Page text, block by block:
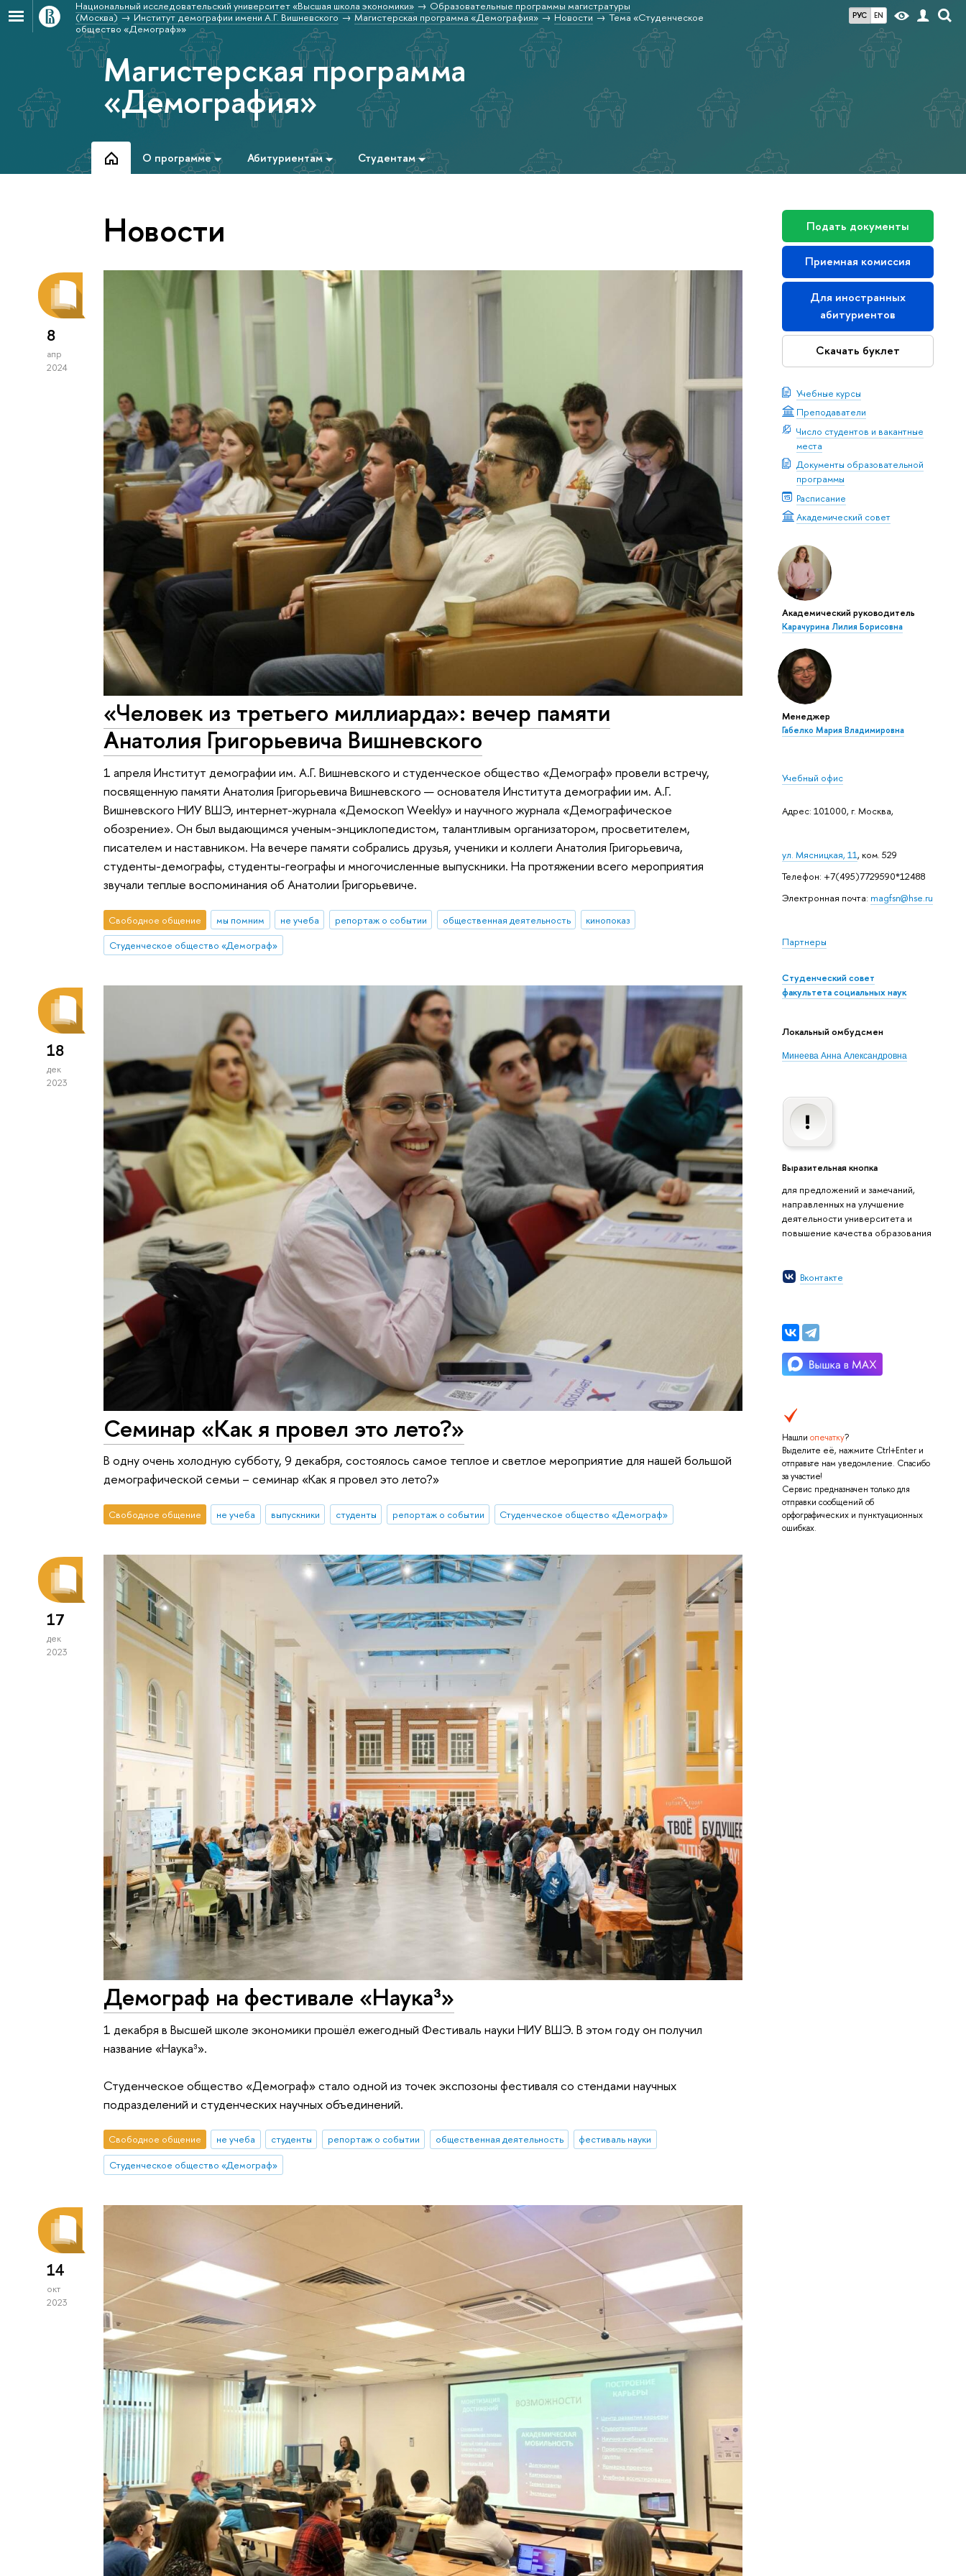
РУС EN
Национальный исследовательский университет «Высшая школа экономики»
Образовательные программы магистратуры
(Москва)
Институт демографии имени А.Г. Вишневского Магистерская программа «Демография» Новости
Тема «Студенческое
общество «Демограф»»
Магистерская программа
«Демография»
О программе Абитуриентам Студентам
Подать документы
Приемная комиссия
Для иностранных
абитуриентов
Скачать буклет
Учебные курсы
Преподаватели
Число студентов и вакантные
места
Документы образовательной
программы
Расписание
Академический совет
Академический руководитель
Карачурина Лилия Борисовна
Менеджер
Габелко Мария Владимировна
Учебный офис
Адрес: 101000, г. Москва,
ул. Мясницкая, 11 , ком. 529
Телефон: +7(495)7729590*12488
Электронная почта: magfsn@hse.ru
Партнеры
Студенческий совет
факультета социальных наук
Локальный омбудсмен
Минеева Анна Александровна
Выразительная кнопка
для предложений и замечаний,
направленных на улучшение
деятельности университета и
повышение качества образования
Вконтакте
Нашли опечатку?
Выделите её, нажмите Ctrl+Enter и
отправьте нам уведомление. Спасибо
за участие!
Сервис предназначен только для
отправки сообщений об
орфографических и пунктуационных
ошибках.
Новости
8
апр
2024
«Человек из третьего миллиарда»: вечер памяти
Анатолия Григорьевича Вишневского
1 апреля Институт демографии им. А.Г. Вишневского и студенческое общество «Демограф» провели встречу,
посвященную памяти Анатолия Григорьевича Вишневского — основателя Института демографии им. А.Г.
Вишневского НИУ ВШЭ, интернет-журнала «Демоскоп Weekly» и научного журнала «Демографическое
обозрение». Он был выдающимся ученым-энциклопедистом, талантливым организатором, просветителем,
писателем и наставником. На вечере памяти собрались друзья, ученики и коллеги Анатолия Григорьевича,
студенты-демографы, студенты-географы и многочисленные выпускники. На протяжении всего мероприятия
звучали теплые воспоминания об Анатолии Григорьевиче.
Свободное общение мы помним не учеба репортаж о событии общественная деятельность
кинопоказ
Студенческое общество «Демограф»
18
дек
2023
Семинар «Как я провел это лето?»
В одну очень холодную субботу, 9 декабря, состоялось самое теплое и светлое мероприятие для нашей большой
демографической семьи – семинар «Как я провел это лето?»
Свободное общение не учеба выпускники студенты репортаж о событии Студенческое общество «Демограф»
17
дек
2023
Демограф на фестивале «Наука³»
1 декабря в Высшей школе экономики прошёл ежегодный Фестиваль науки НИУ ВШЭ. В этом году он получил
название «Наука³».
Студенческое общество «Демограф» стало одной из точек экспозоны фестиваля со стендами научных
подразделений и студенческих научных объединений.
Свободное общение не учеба студенты репортаж о событии общественная деятельность
фестиваль науки
Студенческое общество «Демограф»
14
окт
2023